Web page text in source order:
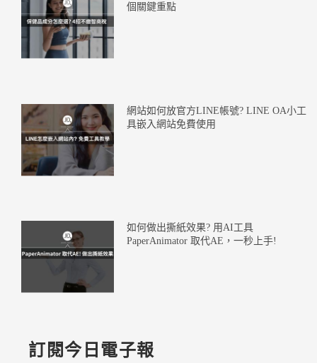
個關鍵重點
網站如何放官方LINE帳號? LINE OA小工
具嵌入網站免費使用
如何做出撕紙效果? 用AI工具
PaperAnimator 取代AE，一秒上手!
訂閱今日電子報